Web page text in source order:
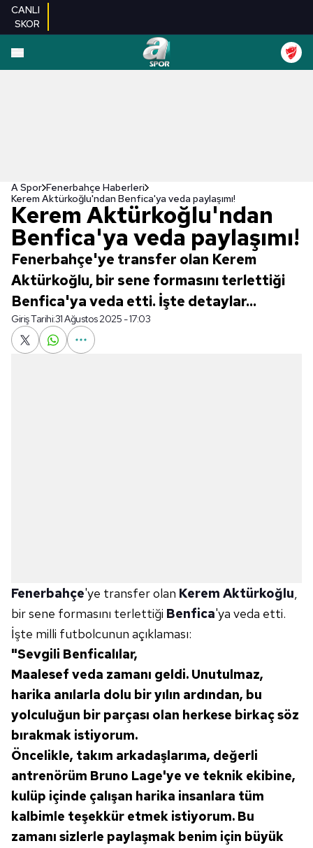
CANLI
SKOR
A Spor Fenerbahçe Haberleri
Kerem Aktürkoğlu'ndan Benfica'ya veda paylaşımı!
Kerem Aktürkoğlu'ndan
Benfica'ya veda paylaşımı!
Fenerbahçe'ye transfer olan Kerem
Aktürkoğlu, bir sene formasını terlettiği
Benfica'ya veda etti. İşte detaylar...
Giriş Tarihi:31 Ağustos 2025 - 17:03
Fenerbahçe'ye transfer olan Kerem Aktürkoğlu,
bir sene formasını terlettiği Benfica'ya veda etti.
İşte milli futbolcunun açıklaması:
"Sevgili Benficalılar,
Maalesef veda zamanı geldi. Unutulmaz,
harika anılarla dolu bir yılın ardından, bu
yolculuğun bir parçası olan herkese birkaç söz
bırakmak istiyorum.
Öncelikle, takım arkadaşlarıma, değerli
antrenörüm Bruno Lage'ye ve teknik ekibine,
kulüp içinde çalışan harika insanlara tüm
kalbimle teşekkür etmek istiyorum. Bu
zamanı sizlerle paylaşmak benim için büyük